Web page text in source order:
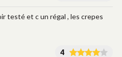
testé et c un régal , les crepes
4